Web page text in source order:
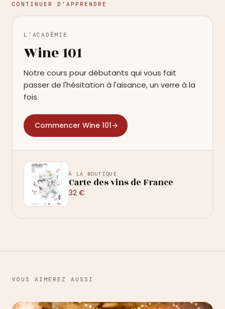
CONTINUER D'APPRENDRE
L'ACADÉMIE
Wine 101
Notre cours pour débutants qui vous fait
passer de l'hésitation à l'aisance, un verre à la
fois.
Commencer Wine 101→
À LA BOUTIQUE
Carte des vins de France
32 €
VOUS AIMEREZ AUSSI